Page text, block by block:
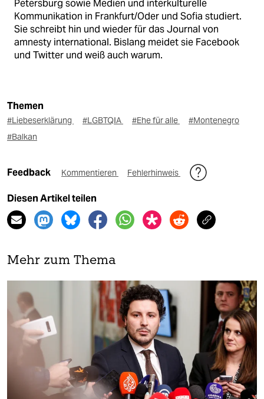
Petersburg sowie Medien und interkulturelle
Kommunikation in Frankfurt/Oder und Sofia studiert.
Sie schreibt hin und wieder für das Journal von
amnesty international. Bislang meidet sie Facebook
und Twitter und weiß auch warum.
Themen
#Liebeserklärung #LGBTQIA #Ehe für alle
#Montenegro
#Balkan
Feedback Kommentieren Fehlerhinweis
Diesen Artikel teilen
Mehr zum Thema